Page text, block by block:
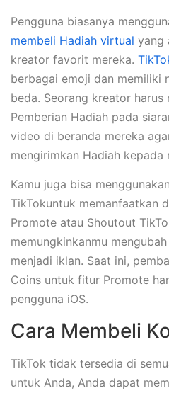
Pengguna biasanya
membeli Hadiah virtual yang
kreator favorit mereka.
berbagai emoji dan memiliki
beda. Seorang kreator
Pemberian Hadiah pada
video di beranda mereka
mengirimkan Hadiah kepada
Kamu juga bisa
TikTokuntuk memanfaatkan
Promote atau Shoutout
memungkinkanmu
menjadi iklan. Saat ini,
Coins untuk fitur Promote
pengguna iOS.
Cara Membeli
TikTok tidak tersedia di
untuk Anda, Anda dapat